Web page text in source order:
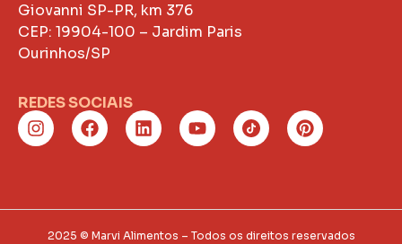
Giovanni SP-PR, km 376
CEP: 19904-100 – Jardim Paris
Ourinhos/SP
REDES SOCIAIS
2025 © Marvi Alimentos – Todos os direitos reservados